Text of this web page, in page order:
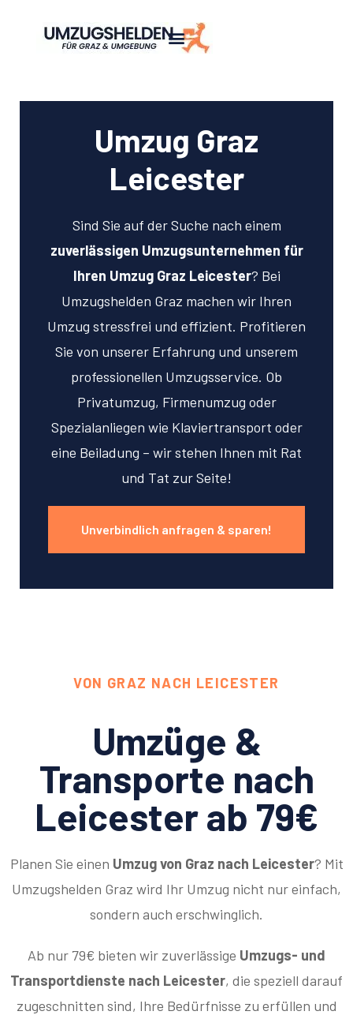
Umzug Graz
Leicester
Sind Sie auf der Suche nach einem
zuverlässigen Umzugsunternehmen für
Ihren Umzug Graz Leicester? Bei
Umzugshelden Graz machen wir Ihren
Umzug stressfrei und effizient. Profitieren
Sie von unserer Erfahrung und unserem
professionellen Umzugsservice. Ob
Privatumzug, Firmenumzug oder
Spezialanliegen wie Klaviertransport oder
eine Beiladung – wir stehen Ihnen mit Rat
und Tat zur Seite!
Unverbindlich anfragen & sparen!
VON GRAZ NACH LEICESTER
Umzüge &
Transporte nach
Leicester ab 79€
Planen Sie einen Umzug von Graz nach Leicester? Mit
Umzugshelden Graz wird Ihr Umzug nicht nur einfach,
sondern auch erschwinglich.
Ab nur 79€ bieten wir zuverlässige Umzugs- und
Transportdienste nach Leicester, die speziell darauf
zugeschnitten sind, Ihre Bedürfnisse zu erfüllen und